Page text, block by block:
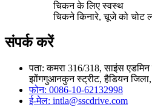
चिकन के लिए स्वस्थ
चिकने किनारे, चूजे को चोट
संपर्क करें
पता: कमरा 316/318, साइंस
झोंगगुआनकुन स्ट्रीट, हैडियन जिला,
फोन: 0086-10-62132998
ई-मेल: intla@sscdrive.com